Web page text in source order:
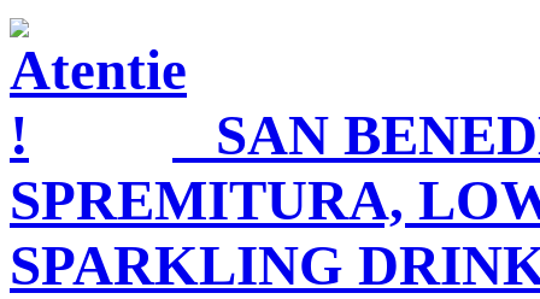
SAN
SPREMITURA,
SPARKLING